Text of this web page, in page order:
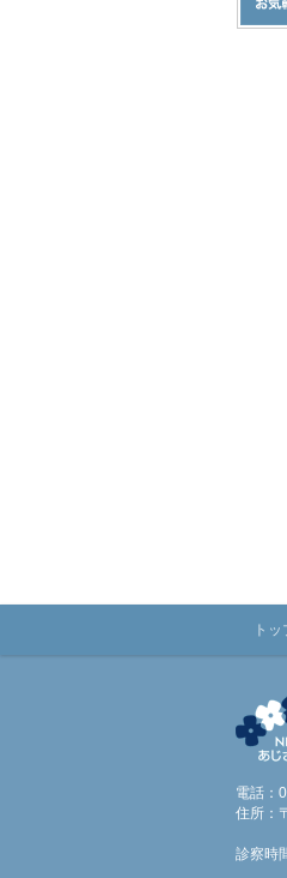
ト
電話：
住所：
愛知
診察時
土